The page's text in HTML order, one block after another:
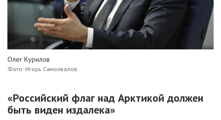
Олег Курилов
Фото: Игорь Самохвалов
«Российский флаг над Арктикой должен
быть виден издалека»